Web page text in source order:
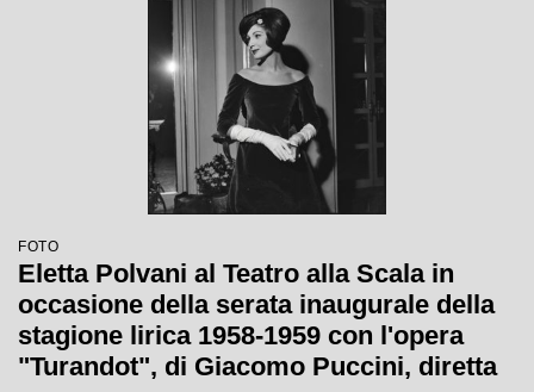
FOTO
Eletta Polvani al Teatro alla Scala in
occasione della serata inaugurale della
stagione lirica 1958-1959 con l'opera
"Turandot", di Giacomo Puccini, diretta